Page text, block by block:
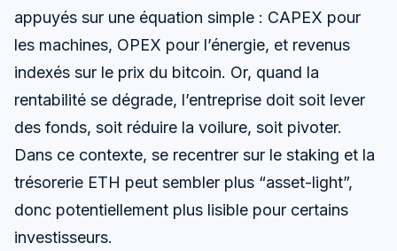
appuyés sur une équation simple : CAPEX pour
les machines, OPEX pour l’énergie, et revenus
indexés sur le prix du bitcoin. Or, quand la
rentabilité se dégrade, l’entreprise doit soit lever
des fonds, soit réduire la voilure, soit pivoter.
Dans ce contexte, se recentrer sur le staking et la
trésorerie ETH peut sembler plus “asset-light”,
donc potentiellement plus lisible pour certains
investisseurs.